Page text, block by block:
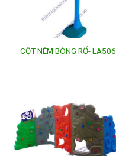
CỘT NÉM BÓNG RỔ- LA506